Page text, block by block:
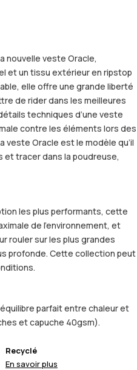
nouvelle veste Oracle,
et un tissu extérieur en ripstop
elle offre une grande liberté
de rider dans les meilleures
techniques d’une veste
contre les éléments lors des
veste Oracle est le modèle qu’il
et tracer dans la poudreuse,
les plus performants, cette
de l'environnement, et
rouler sur les plus grandes
profonde. Cette collection peut
parfait entre chaleur et
et capuche 40gsm).
Recyclé
En savoir plus